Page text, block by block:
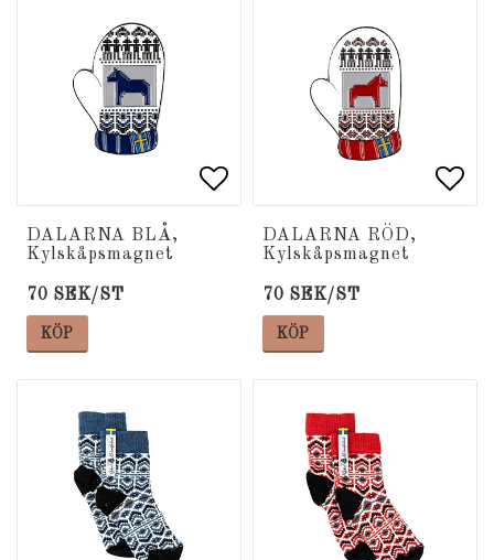
Lägg till i
Lägg till i
DALARNA BLÅ,
Kylskåpsmagnet
70 SEK/ST
KÖP
DALARNA RÖD,
Kylskåpsmagnet
70 SEK/ST
KÖP